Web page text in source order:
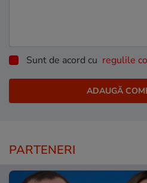
Sunt de acord cu regulile
PARTENERI